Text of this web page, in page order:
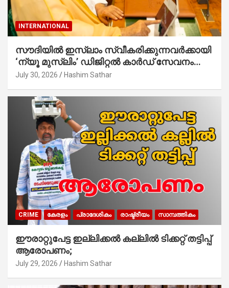
INTERNATIONAL
സൗദിയില്‍ ഇസ്‌ലാം സ്വീകരിക്കുന്നവര്‍ക്കായി
‘ന്യൂ മുസ്ലിം’ ഡിജിറ്റല്‍ കാര്‍ഡ് സേവനം
ആരംഭിച്ചു
July 30, 2026 Hashim Sathar
CRIME കേരളം പ്രാദേശികം രാഷ്ട്രീയം സാമ്പത്തികം
ഈരാറ്റുപേട്ട ഇല്ലിക്കൽ കല്ലിൽ ടിക്കറ്റ് തട്ടിപ്പ്
ആരോപണം;
July 29, 2026 Hashim Sathar